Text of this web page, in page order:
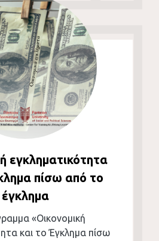
εγκληματικότητα
πίσω από το
έγκλημα
«Οικονομική
και το Έγκλημα πίσω